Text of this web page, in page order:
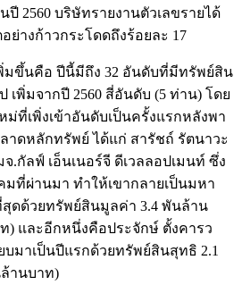
ปี 2560 บริษัทรายงานตัวเลขรายได้
ย่างก้าวกระโดดถึงร้อยละ 17
มขึ้นคือ ปีนี้มีถึง 32 อันดับที่มีทรัพย์สิน
พิ่มจากปี 2560 สี่อันดับ (5 ท่าน) โดย
ม่ที่เพิ่งเข้าอันดับเป็นครั้งแรกหลังพา
าดหลักทรัพย์ ได้แก่ สารัชถ์ รัตนาวะ
.กัลฟ์ เอ็นเนอร์จี ดีเวลลอปเมนท์ ซึ่ง
มที่ผ่านมา ทำให้เขากลายเป็นมหา
ดด้วยทรัพย์สินมูลค่า 3.4 พันล้าน
) และอีกหนึ่งคือประจักษ์ ตั้งคารว
บมาเป็นปีแรกด้วยทรัพย์สินสุทธิ 2.1
านบาท)